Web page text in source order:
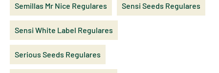
Semillas Mr Nice Regulares Sensi Seeds Regulares
Sensi White Label Regulares
Serious Seeds Regulares